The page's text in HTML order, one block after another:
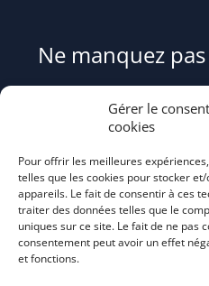
Gérer le
cookies
Pour offrir les meilleures
telles que les cookies pour stocker
appareils. Le fait de consentir à ces
traiter des données telles que le
uniques sur ce site. Le fait de ne pas
consentement peut avoir un effet
et fonctions.
Ne manquez
conseils et astuces pour mieux
vous au flash info bi-mensuel Tri